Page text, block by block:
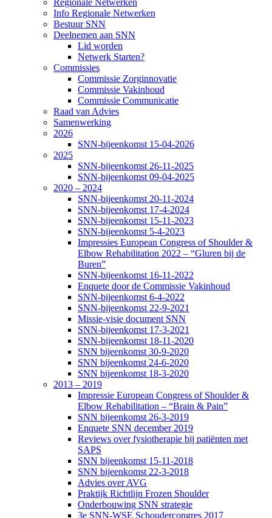
Regionale Netwerken
Info Regionale Netwerken
Bestuur SNN
Deelnemen aan SNN
Lid worden
Netwerk Starten?
Commissies
Commissie Zorginnovatie
Commissie Vakinhoud
Commissie Communicatie
Raad van Advies
Samenwerking
2026
SNN-bijeenkomst 15-04-2026
2025
SNN-bijeenkomst 26-11-2025
SNN-bijeenkomst 09-04-2025
2020 – 2024
SNN-bijeenkomst 20-11-2024
SNN-bijeenkomst 17-4-2024
SNN-bijeenkomst 15-11-2023
SNN-bijeenkomst 5-4-2023
Impressies European Congress of Shoulder &
Elbow Rehabilitation 2022 – “Gluren bij de
Buren”
SNN-bijeenkomst 16-11-2022
Enquete door de Commissie Vakinhoud
SNN-bijeenkomst 6-4-2022
SNN-bijeenkomst 22-9-2021
Missie-visie document SNN
SNN-bijeenkomst 17-3-2021
SNN-bijeenkomst 18-11-2020
SNN bijeenkomst 30-9-2020
SNN bijeenkomst 24-6-2020
SNN bijeenkomst 18-3-2020
2013 – 2019
Impressie European Congress of Shoulder &
Elbow Rehabilitation – “Brain & Pain”
SNN bijeenkomst 26-3-2019
Enquete SNN december 2019
Reviews over fysiotherapie bij patiënten met
SAPS
SNN bijeenkomst 15-11-2018
SNN bijeenkomst 22-3-2018
Advies over AVG
Praktijk Richtlijn Frozen Shoulder
Onderbouwing SNN strategie
3e SNN-WSE Schoudercongres 2017